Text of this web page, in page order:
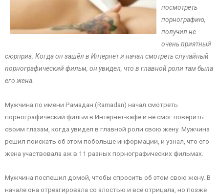
посмотреть
порнографию,
получил не
очень приятный
сюрприз. Когда он зашёл в Интернет и начал смотреть случайный
порнографический фильм, он увидел, что в главной роли там была
его жена.
Мужчина по имени Рамадан (Ramadan) начал смотреть
порнографический фильм в Интернет-кафе и не смог поверить
своим глазам, когда увидел в главной роли свою жену. Мужчина
решил поискать об этом побольше информации, и узнал, что его
жена участвовала аж в 11 разных порнографических фильмах.
Мужчина поспешил домой, чтобы спросить об этом свою жену. В
начале она отреагировала со злостью и всё отрицала, но позже